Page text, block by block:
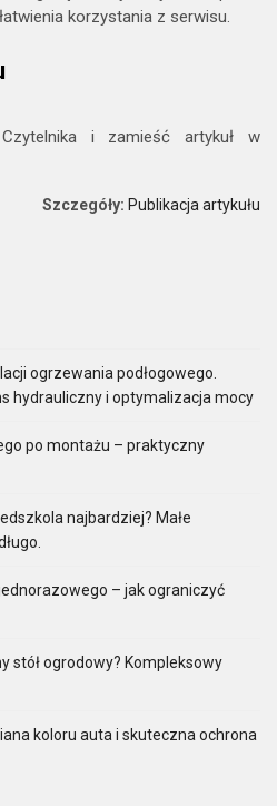
korzystania z serwisu.
i zamieść artykuł w
Szczegóły: Publikacja artykułu
ogrzewania podłogowego.
hydrauliczny i optymalizacja mocy
po montażu – praktyczny
najbardziej? Małe
– jak ograniczyć
stół ogrodowy? Kompleksowy
koloru auta i skuteczna ochrona